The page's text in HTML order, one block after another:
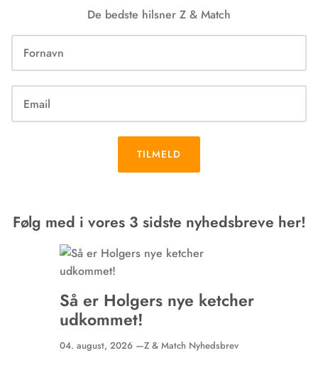
De bedste hilsner Z & Match
TILMELD
Følg med i vores 3 sidste nyhedsbreve her!
Så er Holgers nye ketcher
udkommet!
04. august, 2026 —Z & Match Nyhedsbrev